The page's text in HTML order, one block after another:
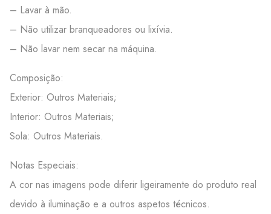
– Lavar à mão.
– Não utilizar branqueadores ou lixívia.
– Não lavar nem secar na máquina.
Composição:
Exterior: Outros Materiais;
Interior: Outros Materiais;
Sola: Outros Materiais.
Notas Especiais:
A cor nas imagens pode diferir ligeiramente do produto real
devido à iluminação e a outros aspetos técnicos.